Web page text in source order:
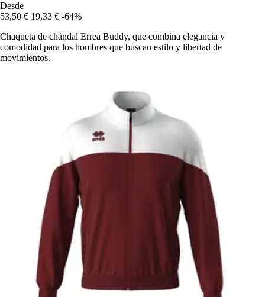
Desde
53,50 € 19,33 € -64%
Chaqueta de chándal Errea Buddy, que combina elegancia y
comodidad para los hombres que buscan estilo y libertad de
movimientos.